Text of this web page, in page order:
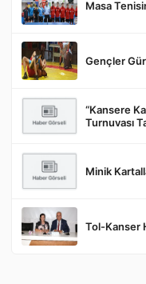
Gönder
Masa
Gençler
“Kansere
Turnuvası
Minik
Tol-Kanser